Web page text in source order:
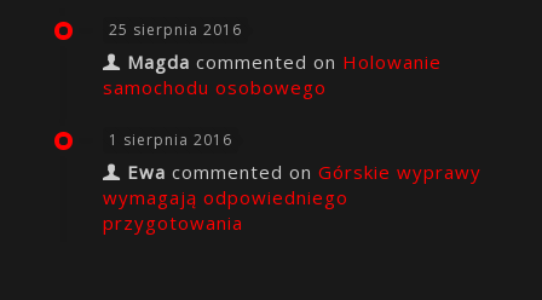
25 sierpnia 2016
Magda commented on Holowanie
samochodu osobowego
1 sierpnia 2016
Ewa commented on Górskie wyprawy
wymagają odpowiedniego
przygotowania